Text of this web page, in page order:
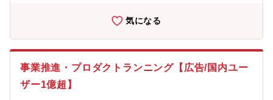
います。このような状況の中、同グループはAI技術に関わる導入
を掲げ、日本企業の生産性向上や産業の活性化のための様々なAI
プロダクトの開発と提供を行っています。高度なプロダクトを開
発するために、ChatGPTをはじめとした各種大規模言語モデルや
リのプラットフォームです。店舗からのお知らせの閲覧、クーポ
快適にするための役割を担っています。２つ目は、ID-POSデータ
か」 を自動的に算出する為、人手をかけずにクーポンの費用対効
果を最大化することができます。クーポン配信終了後には、企画
気になる
事業推進・プロダクトランニング【広告/国内ユー
ザー1億超】